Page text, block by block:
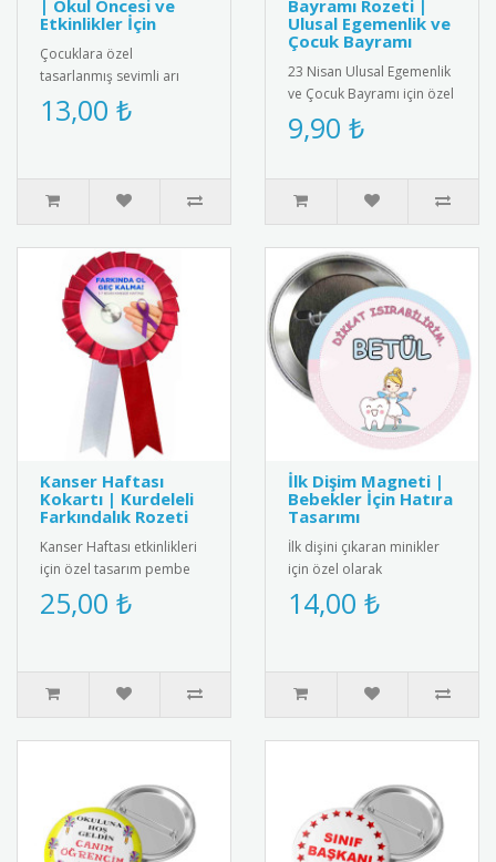
| Okul Öncesi ve
Etkinlikler İçin
Çocuklara özel
tasarlanmış sevimli arı
maskesi; okul öncesi
eğitim, tiyatro oyunları,
13,00 ₺
Bayramı Rozeti |
Ulusal Egemenlik ve
Çocuk Bayramı
23 Nisan Ulusal Egemenlik
ve Çocuk Bayramı için özel
tasarlanmış rozet.
Çocuklar için şık ve
9,90 ₺
Kanser Haftası
Kokartı | Kurdeleli
Farkındalık Rozeti
Kanser Haftası etkinlikleri
için özel tasarım pembe
kurdeleli kokart. Yüksek
kalite metal malzemeden..
25,00 ₺
İlk Dişim Magneti |
Bebekler İçin Hatıra
Tasarımı
İlk dişini çıkaran minikler
için özel olarak
tasarlanmış bebek
magneti. Diş buğdayı
14,00 ₺